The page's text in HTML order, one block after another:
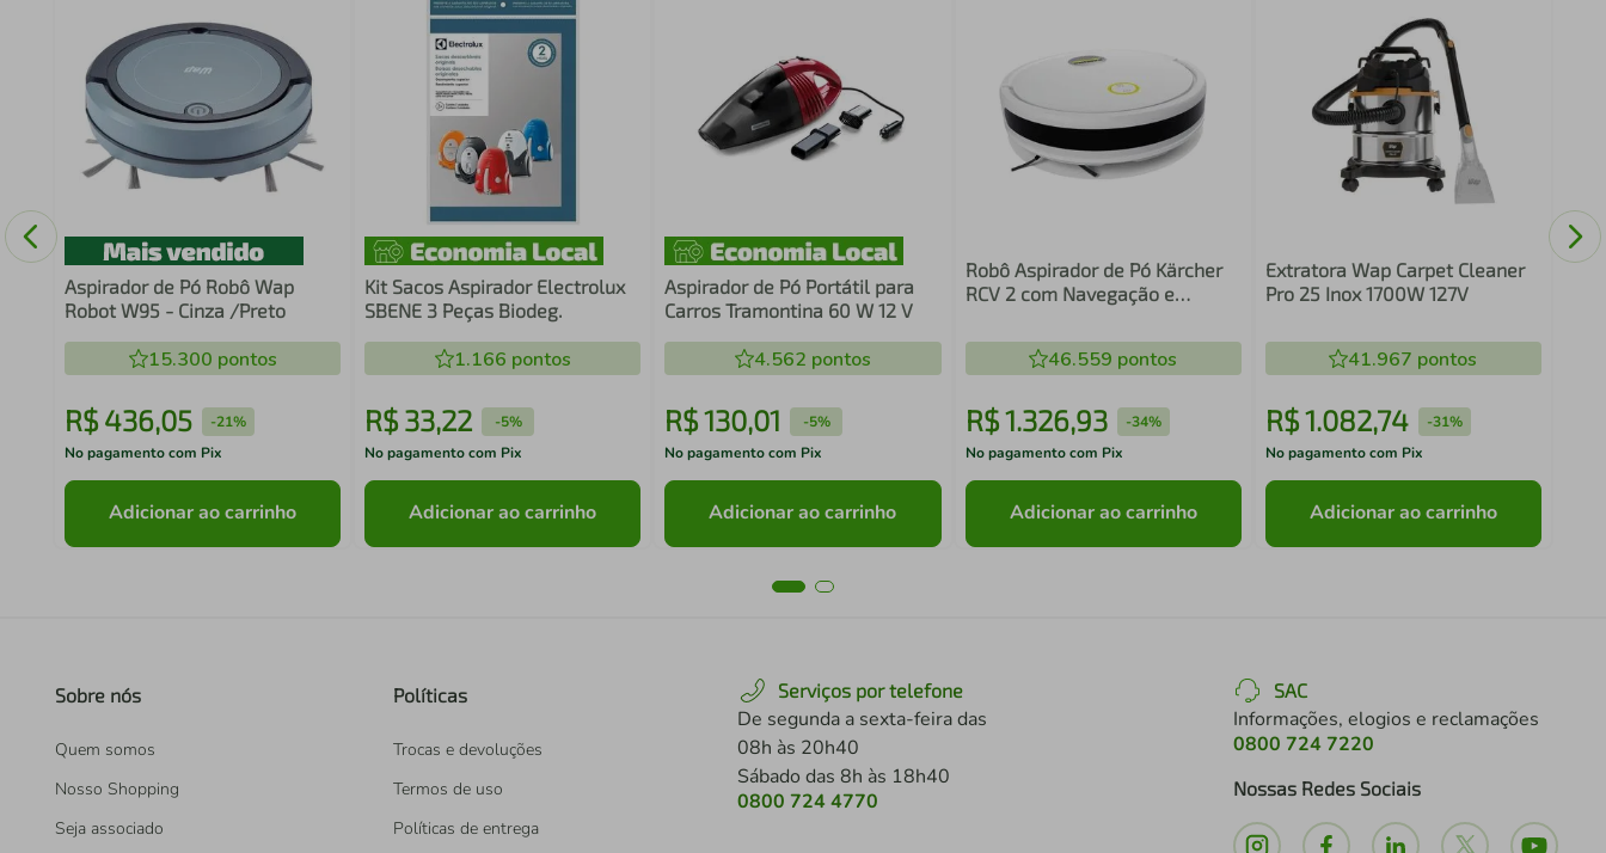
Aspirador de Pó Robô Wap
Robot W95 - Cinza /Preto
15.300 pontos
R$ 436,05 -21%
No pagamento com Pix
Adicionar ao carrinho
Kit Sacos Aspirador Electrolux
SBENE 3 Peças Biodeg.
1.166 pontos
R$ 33,22 -5%
No pagamento com Pix
Adicionar ao carrinho
Aspirador de Pó Portátil para
Carros Tramontina 60 W 12 V
4.562 pontos
R$130,01 -5%
No pagamento com Pix
Adicionar ao carrinho
Robô Aspirador de Pó Kärcher
RCV 2 com Navegação e
Karcher
46.559 pontos
R$1.326,93 -34%
No pagamento com Pix
Adicionar ao carrinho
Extratora Wap Carpet Cleaner
Pro 25 Inox 1700W 127V
41.967 pontos
R$1.082,74 -31%
No pagamento com Pix
Adicionar ao carrinho
Sobre nós
Quem somos
Nosso Shopping
Seja associado
Políticas
Trocas e devoluções
Termos de uso
Políticas de entrega
Serviços por telefone
De segunda a sexta-feira das
08h às 20h40
Sábado das 8h às 18h40
0800 724 4770
SAC
Informações, elogios e reclamações
0800 724 7220
Nossas Redes Sociais